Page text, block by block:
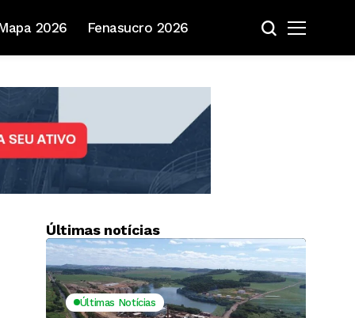
2026 Fenasucro 2026
Últimas notícias
Últimas Notícias